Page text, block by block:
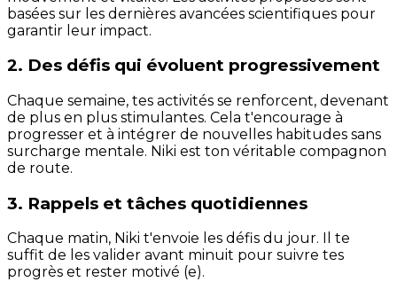
basées sur les dernières avancées scientifiques pour
garantir leur impact.
2. Des défis qui évoluent progressivement
Chaque semaine, tes activités se renforcent, devenant
de plus en plus stimulantes. Cela t'encourage à
progresser et à intégrer de nouvelles habitudes sans
surcharge mentale. Niki est ton véritable compagnon
de route.
3. Rappels et tâches quotidiennes
Chaque matin, Niki t'envoie les défis du jour. Il te
suffit de les valider avant minuit pour suivre tes
progrès et rester motivé (e).